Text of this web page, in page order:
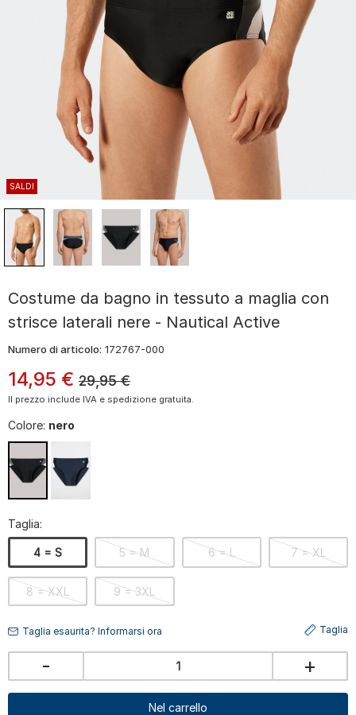
SALDI
Costume da bagno in tessuto a maglia con
strisce laterali nere - Nautical Active
Numero di articolo: 172767-000
14,95 € 29,95 €
Il prezzo include IVA e spedizione gratuita.
Colore: nero
Taglia:
4 = S 5 = M 6 = L 7 = XL
8 = XXL 9 = 3XL
Taglia esaurita? Informarsi ora Taglia
- +
Nel carrello